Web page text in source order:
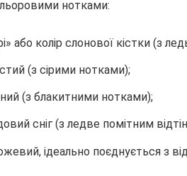
нотками:
або колір слонової кістки (з
(з сірими нотками);
(з блакитними нотками);
сніг (з ледве помітним
ідеально поєднується з